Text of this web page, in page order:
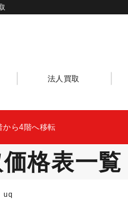
法人買取
から4階へ移転
格表一覧
uq